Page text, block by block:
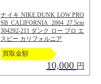
ナイキ NIKE DUNK LOW PRO
SB CALIFORNIA 2004 27.5cm
304292-211 ダンク ロー プロ エ
スビー カリフォルニア
買取金額
10,000 円